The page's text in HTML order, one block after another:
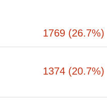
1769 (26.7%)
1374 (20.7%)